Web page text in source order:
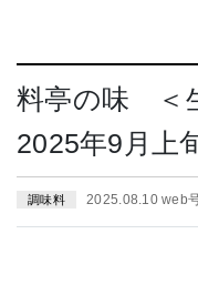
料亭の味 ＜
2025年9月上
調味料 2025.08.10 web